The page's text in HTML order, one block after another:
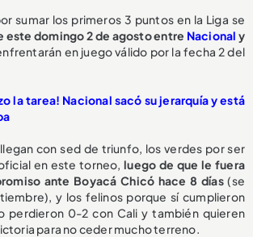
sumar los primeros 3 puntos en la Liga se
este domingo 2 de agosto entre Nacional y
en juego válido por la fecha 2 del
la tarea! Nacional sacó su jerarquía y está
con sed de triunfo, los verdes por ser
en este torneo,luego de que le fuera
ante Boyacá Chicó hace 8 días(se
y los felinos porque sí cumplieron
perdieron 0-2 con Cali y también quieren
para no ceder mucho terreno.